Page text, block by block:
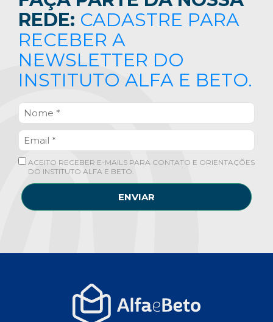
REDE: CADASTRE PARA
RECEBER A
NEWSLETTER DO
INSTITUTO ALFA E BETO.
ACEITO RECEBER E-MAILS PARA CONTATO E ORIENTAÇÕES
DO INSTITUTO ALFA E BETO.
ENVIAR